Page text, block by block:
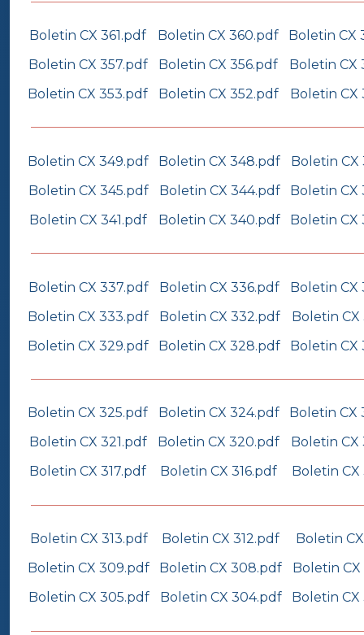
Boletin CX 361.pdf Boletin CX 360.pdf
Boletin CX
Boletin CX 357.pdf
Boletin CX 356.pdf
Boletin CX
Boletin CX 353.pdf
Boletin CX 352.pdf Boletin CX
Boletin CX 349.pdf Boletin CX 348.pdf
Boletin CX
Boletin CX 345.pdf
Boletin CX 344.pdf
Boletin CX
Boletin CX 341.pdf
Boletin CX 340.pdf Boletin CX
Boletin CX 337.pdf Boletin CX 336.pdf
Boletin CX
Boletin CX 333.pdf
Boletin CX 332.pdf
Boletin CX
Boletin CX 329.pdf
Boletin CX 328.pdf Boletin CX
Boletin CX 325.pdf Boletin CX 324.pdf
Boletin CX
Boletin CX 321.pdf
Boletin CX 320.pdf
Boletin CX
Boletin CX 317.pdf
Boletin CX 316.pdf Boletin CX
Boletin CX 313.pdf Boletin CX 312.pdf
Boletin
Boletin CX 309.pdf
Boletin CX 308.pdf
Boletin
Boletin CX 305.pdf
Boletin CX 304.pdf Boletin